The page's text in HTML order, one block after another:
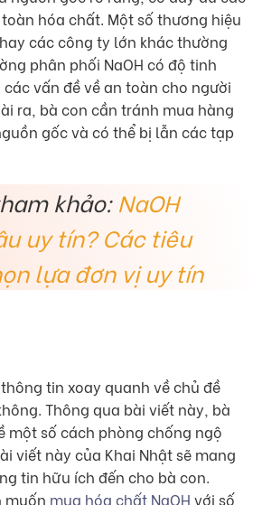
hóa chất. Một số thương hiệu
các công ty lớn khác thường
phân phối NaOH có độ tinh
vấn đề về an toàn cho người
ra, bà con cần tránh mua hàng
gốc và có thể bị lẫn các tạp
khảo:NaOH
uy tín? Các tiêu
lựa đơn vị uy tín
tin xoay quanh về chủ đề
Thông qua bài viết này, bà
một số cách phòng chống ngộ
viết này của Khai Nhật sẽ mang
tin hữu ích đến cho bà con.
muốn mua hóa chất NaOH với số